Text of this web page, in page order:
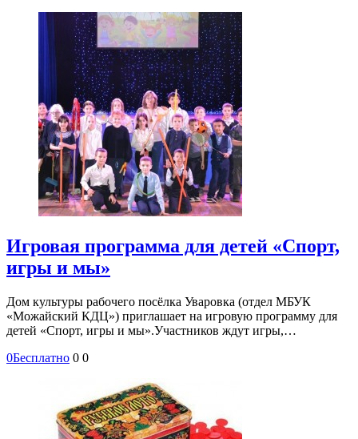
Игровая программа для детей «Спорт,
игры и мы»
Дом культуры рабочего посёлка Уваровка (отдел МБУК
«Можайский КДЦ») приглашает на игровую программу для
детей «Спорт, игры и мы».Участников ждут игры,…
0Бесплатно 0 0